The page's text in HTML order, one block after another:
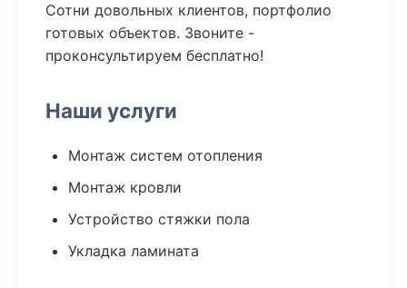
Сотни довольных клиентов, портфолио
готовых объектов. Звоните -
проконсультируем бесплатно!
Наши услуги
Монтаж систем отопления
Монтаж кровли
Устройство стяжки пола
Укладка ламината